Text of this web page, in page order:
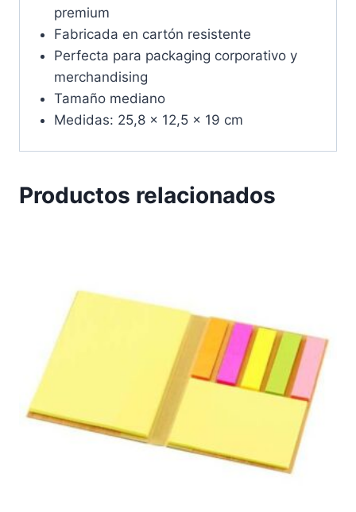
premium
Fabricada en cartón resistente
Perfecta para packaging corporativo y
merchandising
Tamaño mediano
Medidas: 25,8 x 12,5 x 19 cm
Productos relacionados